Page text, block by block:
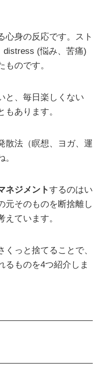
心身の反応です。スト
distress (悩み、苦痛)
のです。
と、毎日楽しくない
もあります。
散法（瞑想、ヨガ、運
ネジメントするのはい
元そのものを断捨離し
えています。
っと捨てることで、
るものを4つ紹介しま